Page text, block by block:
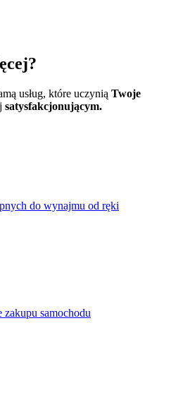
usług, które uczynią Twoje
satysfakcjonującym.
do wynajmu od ręki
zakupu samochodu